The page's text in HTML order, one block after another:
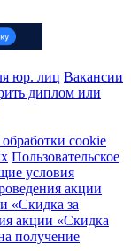
юр. лиц Вакансии
диплом или
cookie
Пользовательское
условия
акции
«Скидка за
акции «Скидка
получение